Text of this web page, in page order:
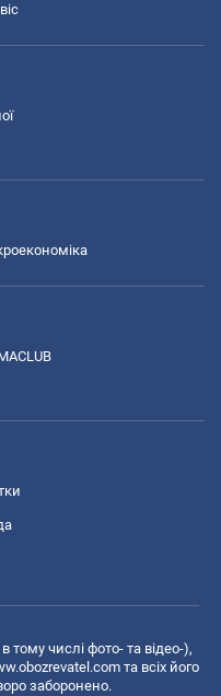
тому числі фото- та відео-),
та всіх його
заборонено.